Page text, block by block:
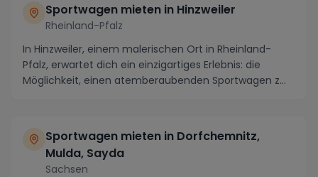
Sportwagen mieten in Hinzweiler
Rheinland-Pfalz
In Hinzweiler, einem malerischen Ort in Rheinland-
Pfalz, erwartet dich ein einzigartiges Erlebnis: die
Möglichkeit, einen atemberaubenden Sportwagen z...
Sportwagen mieten in Dorfchemnitz,
Mulda, Sayda
Sachsen